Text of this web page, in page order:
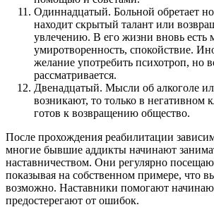
Одиннадцатый. Больной обретает
находит скрытый талант или
увлечению. В его жизни вновь есть
умиротворенность, спокойствие.
желание употребить психотроп, но
рассматривается.
Двенадцатый. Мысли об алкоголе
возникают, то только в негативном
готов к возвращению общество.
После прохождения реабилитации
многие бывшие аддикты начинают
наставничеством. Они регулярно
показывая на собственном примере, что
возможно. Наставники помогают
предостерегают от ошибок.